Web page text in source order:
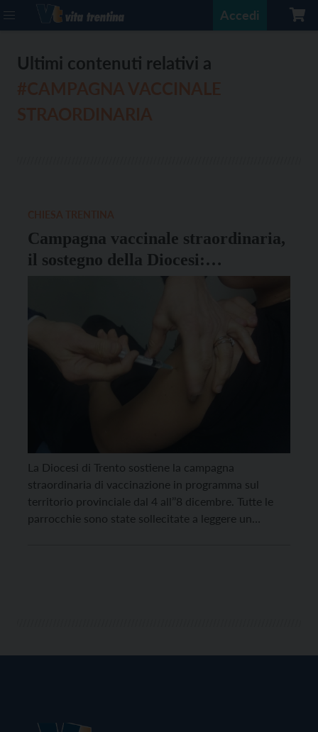
Accedi
Ultimi contenuti relativi a
Campagna vaccinale straordinaria,
il sostegno della Diocesi:
“Vaccinarsi atto di solidarietà nei
La Diocesi di Trento sostiene la campagna
straordinaria di vaccinazione in programma sul
territorio provinciale dal 4 all’’8 dicembre. Tutte le
parrocchie sono state sollecitate a leggere un